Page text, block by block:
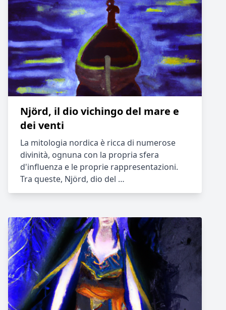
Njörd, il dio vichingo del mare e
dei venti
La mitologia nordica è ricca di numerose
divinità, ognuna con la propria sfera
d'influenza e le proprie rappresentazioni.
Tra queste, Njörd, dio del …